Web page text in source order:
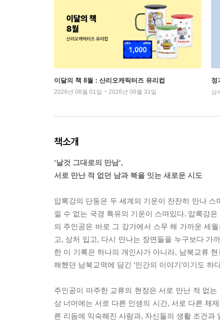
이달의 책 8월 : 산리오캐릭터즈 유리컵
2026년 08월 01일 ~ 2026년 08월 31일
정
상
책소개
‘날것 그대로의 만남’,
서로 만난 적 없던 남과 북을 잇는 새로운 시도
압록강의 단둥은 두 세계의 기운이 잔잔히 만나
낄 수 없는 국경 특유의 기운이 스며있다. 압록강
의 주인공은 바로 그 강가에서 스무 해 가까운 세
고, 상처 입고, 다시 만나는 장면들을 누구보다 가
한 이 기록은 하나의 개인사가 아니라, 남북교류
해했던 남북교역에 담긴 ‘인간의 이야기’이기도 하
주인공이 마주한 교류의 현장은 서로 만난 적 없
상 너머에는 서로 다른 인생의 시간, 서로 다른 체
른 리듬에 익숙해진 사람과, 자신들의 생활 조건